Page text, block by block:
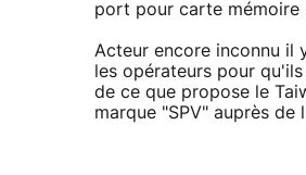
port pour carte mémoire
Acteur encore inconnu il
les opérateurs pour
de ce que propose le
marque "SPV" auprès de